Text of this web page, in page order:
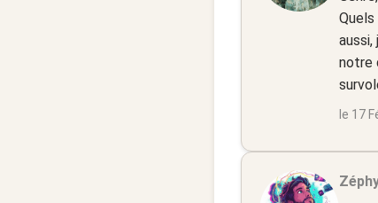
notre
le 17